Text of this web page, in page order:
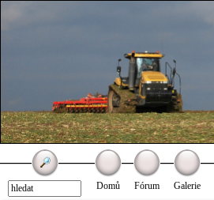
Domů Fórum Galerie